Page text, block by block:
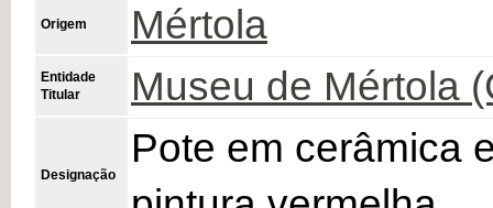
Origem Mértola
Entidade
Titular
Museu de Mértola
Designação
Pote em cerâmica